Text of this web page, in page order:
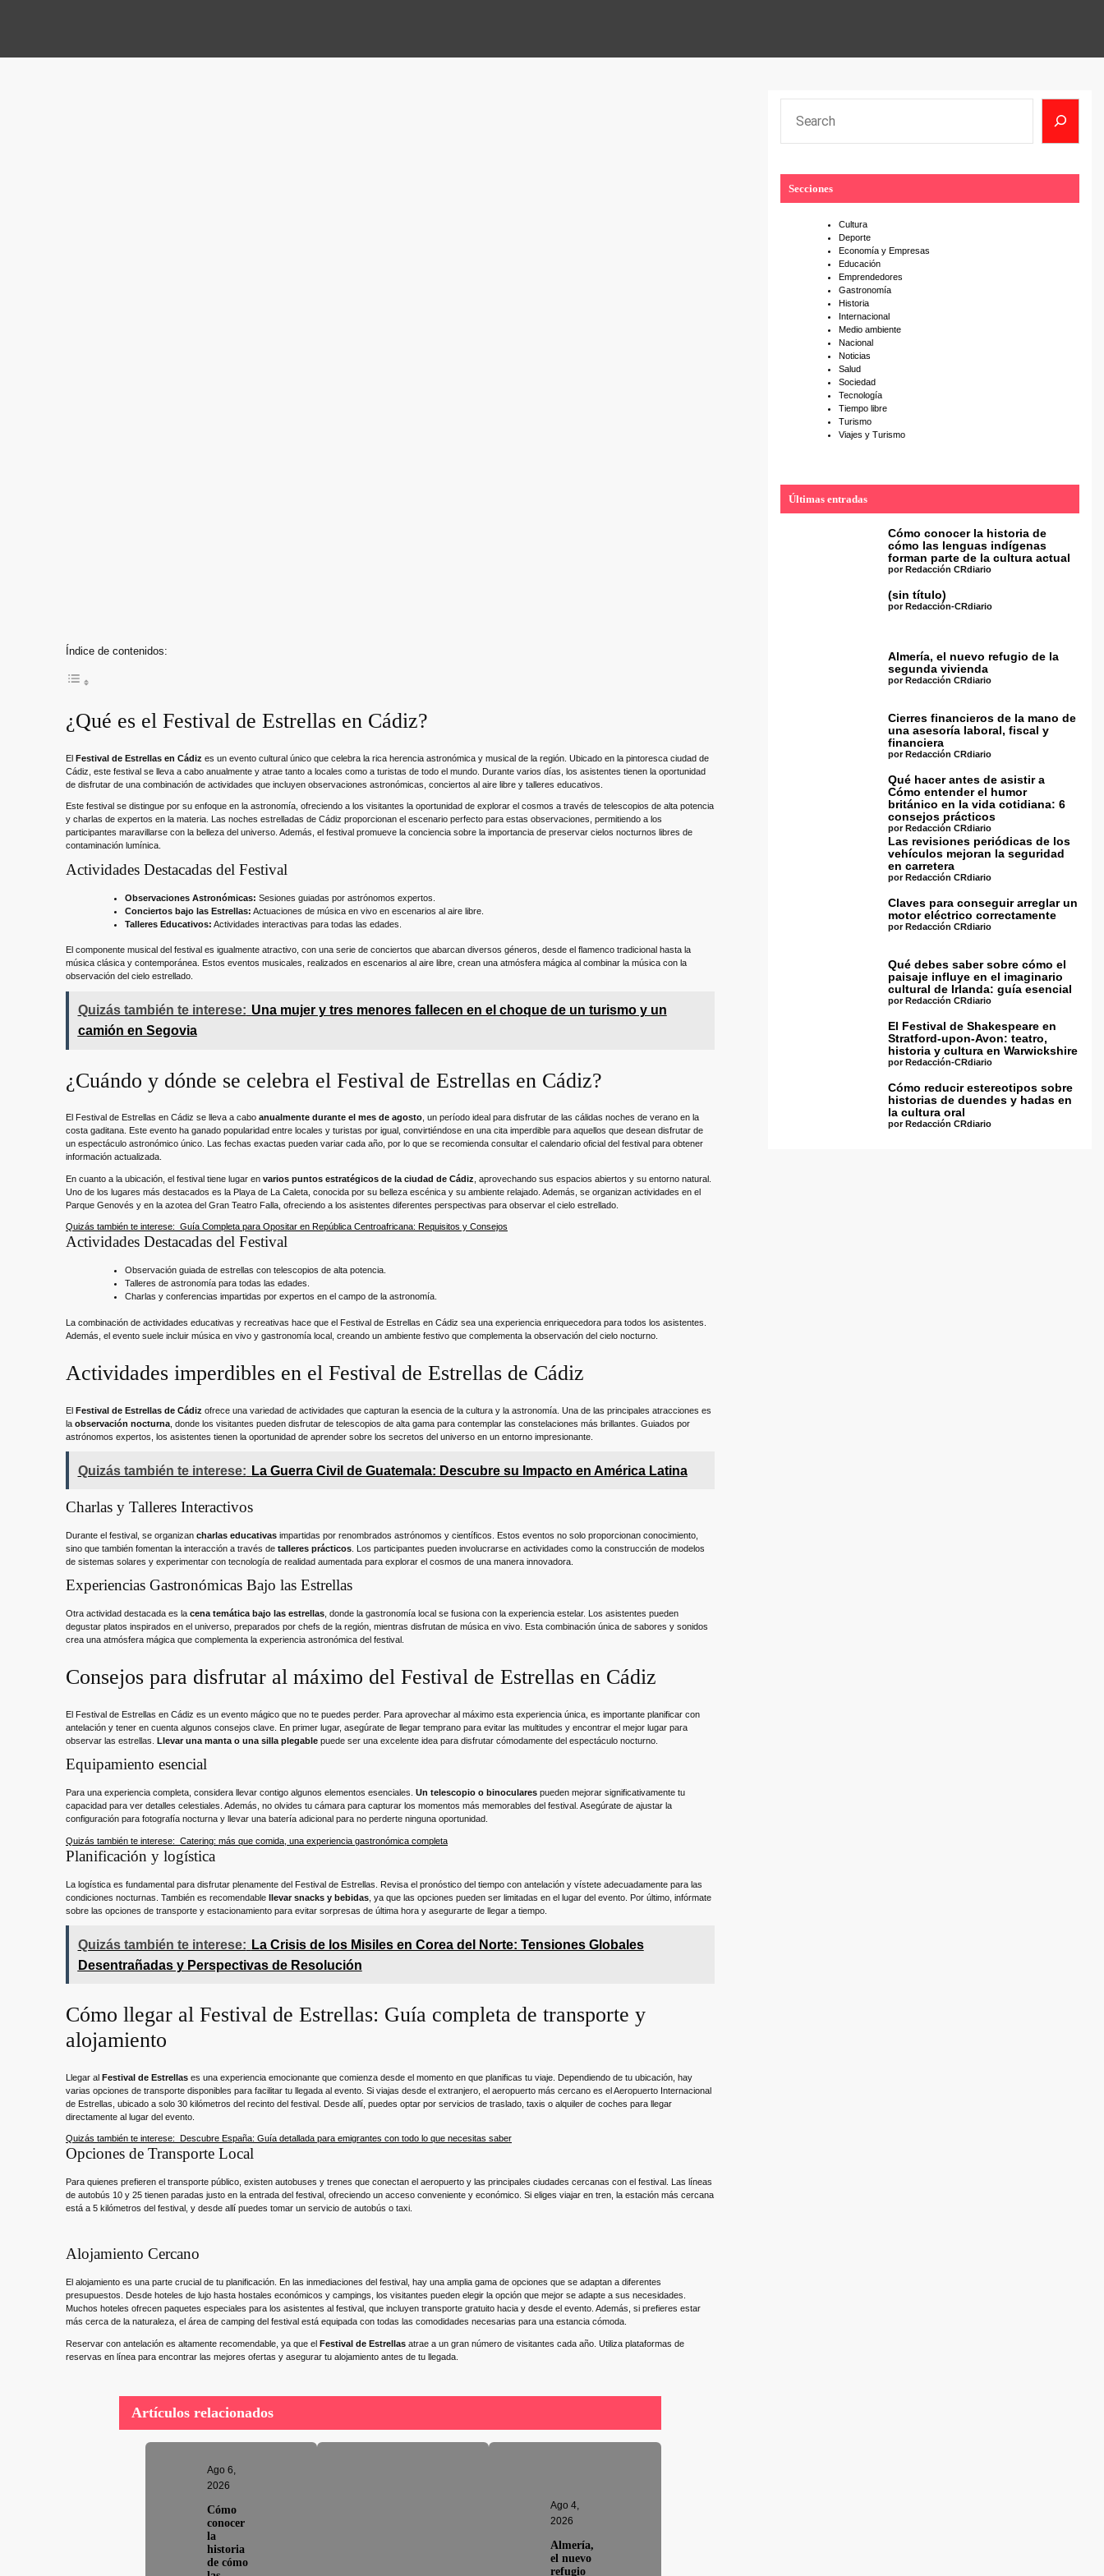
Índice de contenidos:
¿Qué es el Festival de Estrellas en Cádiz?
El Festival de Estrellas en Cádiz es un evento cultural único que celebra la rica herencia astronómica y musical de la región. Ubicado en la pintoresca ciudad de
Cádiz, este festival se lleva a cabo anualmente y atrae tanto a locales como a turistas de todo el mundo. Durante varios días, los asistentes tienen la oportunidad
de disfrutar de una combinación de actividades que incluyen observaciones astronómicas, conciertos al aire libre y talleres educativos.
Este festival se distingue por su enfoque en la astronomía, ofreciendo a los visitantes la oportunidad de explorar el cosmos a través de telescopios de alta potencia
y charlas de expertos en la materia. Las noches estrelladas de Cádiz proporcionan el escenario perfecto para estas observaciones, permitiendo a los
participantes maravillarse con la belleza del universo. Además, el festival promueve la conciencia sobre la importancia de preservar cielos nocturnos libres de
contaminación lumínica.
Actividades Destacadas del Festival
Observaciones Astronómicas: Sesiones guiadas por astrónomos expertos.
Conciertos bajo las Estrellas: Actuaciones de música en vivo en escenarios al aire libre.
Talleres Educativos: Actividades interactivas para todas las edades.
El componente musical del festival es igualmente atractivo, con una serie de conciertos que abarcan diversos géneros, desde el flamenco tradicional hasta la
música clásica y contemporánea. Estos eventos musicales, realizados en escenarios al aire libre, crean una atmósfera mágica al combinar la música con la
observación del cielo estrellado.
Quizás también te interese: Una mujer y tres menores fallecen en el choque de un turismo y un
camión en Segovia
¿Cuándo y dónde se celebra el Festival de Estrellas en Cádiz?
El Festival de Estrellas en Cádiz se lleva a cabo anualmente durante el mes de agosto , un período ideal para disfrutar de las cálidas noches de verano en la
costa gaditana. Este evento ha ganado popularidad entre locales y turistas por igual, convirtiéndose en una cita imperdible para aquellos que desean disfrutar de
un espectáculo astronómico único. Las fechas exactas pueden variar cada año, por lo que se recomienda consultar el calendario oficial del festival para obtener
información actualizada.
En cuanto a la ubicación, el festival tiene lugar en varios puntos estratégicos de la ciudad de Cádiz , aprovechando sus espacios abiertos y su entorno natural.
Uno de los lugares más destacados es la Playa de La Caleta, conocida por su belleza escénica y su ambiente relajado. Además, se organizan actividades en el
Parque Genovés y en la azotea del Gran Teatro Falla, ofreciendo a los asistentes diferentes perspectivas para observar el cielo estrellado.
Quizás también te interese: Guía Completa para Opositar en República Centroafricana: Requisitos y Consejos
Actividades Destacadas del Festival
Observación guiada de estrellas con telescopios de alta potencia.
Talleres de astronomía para todas las edades.
Charlas y conferencias impartidas por expertos en el campo de la astronomía.
La combinación de actividades educativas y recreativas hace que el Festival de Estrellas en Cádiz sea una experiencia enriquecedora para todos los asistentes.
Además, el evento suele incluir música en vivo y gastronomía local, creando un ambiente festivo que complementa la observación del cielo nocturno.
Actividades imperdibles en el Festival de Estrellas de Cádiz
El Festival de Estrellas de Cádiz ofrece una variedad de actividades que capturan la esencia de la cultura y la astronomía. Una de las principales atracciones es
la observación nocturna , donde los visitantes pueden disfrutar de telescopios de alta gama para contemplar las constelaciones más brillantes. Guiados por
astrónomos expertos, los asistentes tienen la oportunidad de aprender sobre los secretos del universo en un entorno impresionante.
Quizás también te interese: La Guerra Civil de Guatemala: Descubre su Impacto en América Latina
Charlas y Talleres Interactivos
Durante el festival, se organizan charlas educativas impartidas por renombrados astrónomos y científicos. Estos eventos no solo proporcionan conocimiento,
sino que también fomentan la interacción a través de talleres prácticos . Los participantes pueden involucrarse en actividades como la construcción de modelos
de sistemas solares y experimentar con tecnología de realidad aumentada para explorar el cosmos de una manera innovadora.
Experiencias Gastronómicas Bajo las Estrellas
Otra actividad destacada es la cena temática bajo las estrellas , donde la gastronomía local se fusiona con la experiencia estelar. Los asistentes pueden
degustar platos inspirados en el universo, preparados por chefs de la región, mientras disfrutan de música en vivo. Esta combinación única de sabores y sonidos
crea una atmósfera mágica que complementa la experiencia astronómica del festival.
Consejos para disfrutar al máximo del Festival de Estrellas en Cádiz
El Festival de Estrellas en Cádiz es un evento mágico que no te puedes perder. Para aprovechar al máximo esta experiencia única, es importante planificar con
antelación y tener en cuenta algunos consejos clave. En primer lugar, asegúrate de llegar temprano para evitar las multitudes y encontrar el mejor lugar para
observar las estrellas. Llevar una manta o una silla plegable puede ser una excelente idea para disfrutar cómodamente del espectáculo nocturno.
Equipamiento esencial
Para una experiencia completa, considera llevar contigo algunos elementos esenciales. Un telescopio o binoculares pueden mejorar significativamente tu
capacidad para ver detalles celestiales. Además, no olvides tu cámara para capturar los momentos más memorables del festival. Asegúrate de ajustar la
configuración para fotografía nocturna y llevar una batería adicional para no perderte ninguna oportunidad.
Quizás también te interese: Catering: más que comida, una experiencia gastronómica completa
Planificación y logística
La logística es fundamental para disfrutar plenamente del Festival de Estrellas. Revisa el pronóstico del tiempo con antelación y vístete adecuadamente para las
condiciones nocturnas. También es recomendable llevar snacks y bebidas , ya que las opciones pueden ser limitadas en el lugar del evento. Por último, infórmate
sobre las opciones de transporte y estacionamiento para evitar sorpresas de última hora y asegurarte de llegar a tiempo.
Quizás también te interese: La Crisis de los Misiles en Corea del Norte: Tensiones Globales
Desentrañadas y Perspectivas de Resolución
Cómo llegar al Festival de Estrellas: Guía completa de transporte y
alojamiento
Llegar al Festival de Estrellas es una experiencia emocionante que comienza desde el momento en que planificas tu viaje. Dependiendo de tu ubicación, hay
varias opciones de transporte disponibles para facilitar tu llegada al evento. Si viajas desde el extranjero, el aeropuerto más cercano es el Aeropuerto Internacional
de Estrellas, ubicado a solo 30 kilómetros del recinto del festival. Desde allí, puedes optar por servicios de traslado, taxis o alquiler de coches para llegar
directamente al lugar del evento.
Quizás también te interese: Descubre España: Guía detallada para emigrantes con todo lo que necesitas saber
Opciones de Transporte Local
Para quienes prefieren el transporte público, existen autobuses y trenes que conectan el aeropuerto y las principales ciudades cercanas con el festival. Las líneas
de autobús 10 y 25 tienen paradas justo en la entrada del festival, ofreciendo un acceso conveniente y económico. Si eliges viajar en tren, la estación más cercana
está a 5 kilómetros del festival, y desde allí puedes tomar un servicio de autobús o taxi.
Alojamiento Cercano
El alojamiento es una parte crucial de tu planificación. En las inmediaciones del festival, hay una amplia gama de opciones que se adaptan a diferentes
presupuestos. Desde hoteles de lujo hasta hostales económicos y campings, los visitantes pueden elegir la opción que mejor se adapte a sus necesidades.
Muchos hoteles ofrecen paquetes especiales para los asistentes al festival, que incluyen transporte gratuito hacia y desde el evento. Además, si prefieres estar
más cerca de la naturaleza, el área de camping del festival está equipada con todas las comodidades necesarias para una estancia cómoda.
Reservar con antelación es altamente recomendable, ya que el Festival de Estrellas atrae a un gran número de visitantes cada año. Utiliza plataformas de
reservas en línea para encontrar las mejores ofertas y asegurar tu alojamiento antes de tu llegada.
Artículos relacionados
Ago 6,
2026
Cómo
conocer
la
historia
de cómo
Ago 4,
2026
Almería,
el nuevo
refugio
Secciones
Cultura
Deporte
Economía y Empresas
Educación
Emprendedores
Gastronomía
Historia
Internacional
Medio ambiente
Nacional
Noticias
Salud
Sociedad
Tecnología
Tiempo libre
Turismo
Viajes y Turismo
Últimas entradas
Cómo conocer la historia de
cómo las lenguas indígenas
forman parte de la cultura actual
por Redacción CRdiario
(sin título)
por Redacción-CRdiario
Almería, el nuevo refugio de la
segunda vivienda
por Redacción CRdiario
Cierres financieros de la mano de
una asesoría laboral, fiscal y
financiera
por Redacción CRdiario
Qué hacer antes de asistir a
Cómo entender el humor
británico en la vida cotidiana: 6
consejos prácticos
por Redacción CRdiario
Las revisiones periódicas de los
vehículos mejoran la seguridad
en carretera
por Redacción CRdiario
Claves para conseguir arreglar un
motor eléctrico correctamente
por Redacción CRdiario
Qué debes saber sobre cómo el
paisaje influye en el imaginario
cultural de Irlanda: guía esencial
por Redacción CRdiario
El Festival de Shakespeare en
Stratford-upon-Avon: teatro,
historia y cultura en Warwickshire
por Redacción-CRdiario
Cómo reducir estereotipos sobre
historias de duendes y hadas en
la cultura oral
por Redacción CRdiario